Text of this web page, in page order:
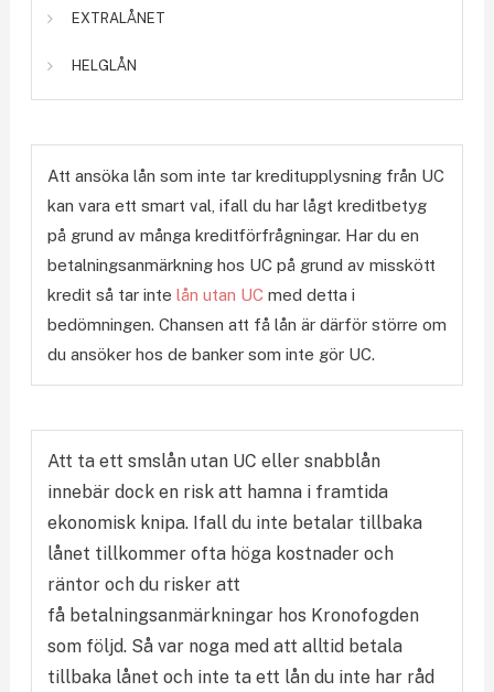
EXTRALÅNET
HELGLÅN
Att ansöka lån som inte tar kreditupplysning från UC
kan vara ett smart val, ifall du har lågt kreditbetyg
på grund av många kreditförfrågningar. Har du en
betalningsanmärkning hos UC på grund av misskött
kredit så tar inte lån utan UC med detta i
bedömningen. Chansen att få lån är därför större om
du ansöker hos de banker som inte gör UC.
Att ta ett smslån utan UC eller snabblån
innebär dock en risk att hamna i framtida
ekonomisk knipa. Ifall du inte betalar tillbaka
lånet tillkommer ofta höga kostnader och
räntor och du risker att
få betalningsanmärkningar hos Kronofogden
som följd. Så var noga med att alltid betala
tillbaka lånet och inte ta ett lån du inte har råd